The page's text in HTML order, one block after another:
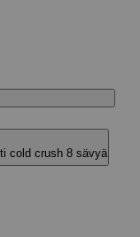
cold crush 8 sävyä